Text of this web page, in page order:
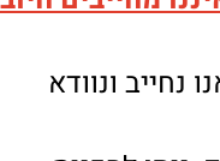
נחייב ונוודא